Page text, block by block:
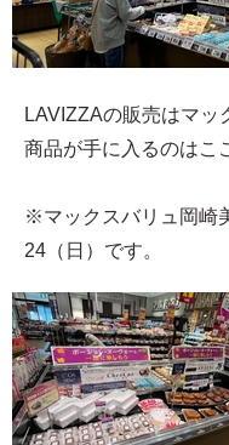
LAVIZZAの販売はマッ
商品が手に入るのはこ
※マックスバリュ岡崎
24（日）です。